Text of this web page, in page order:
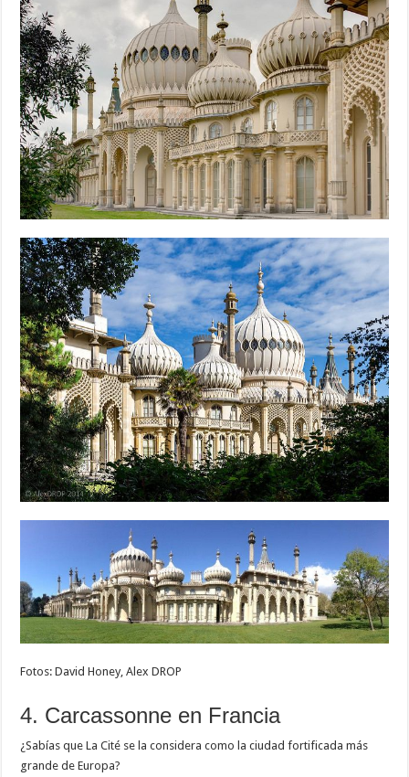
Fotos: David Honey, Alex DROP
4. Carcassonne en Francia
¿Sabías que La Cité se la considera como la ciudad fortificada más
grande de Europa?